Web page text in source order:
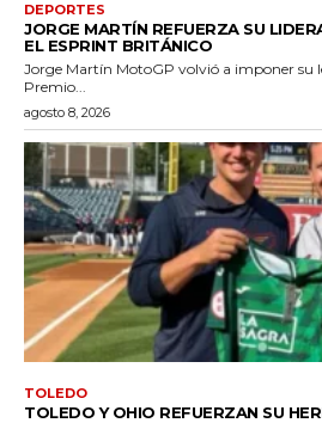
DEPORTES
JORGE MARTÍN REFUERZA SU
EL ESPRINT BRITÁNICO
Jorge Martín MotoGP volvió a imponer su
Premio...
agosto 8, 2026
TOLEDO
TOLEDO Y OHIO REFUERZAN SU